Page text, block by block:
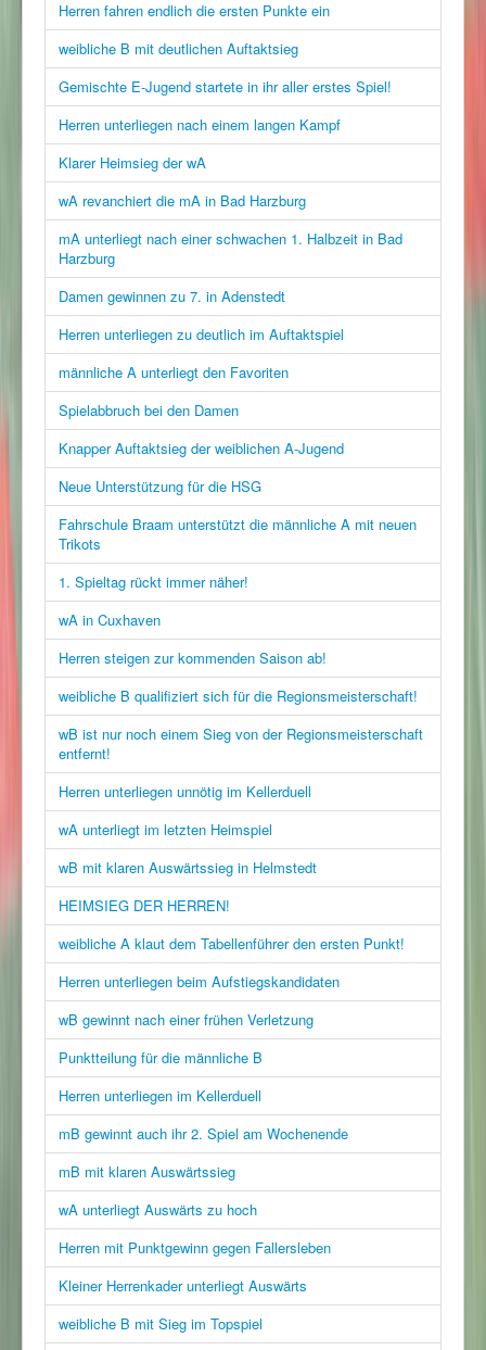
Herren fahren endlich die ersten Punkte ein
weibliche B mit deutlichen Auftaktsieg
Gemischte E-Jugend startete in ihr aller erstes Spiel!
Herren unterliegen nach einem langen Kampf
Klarer Heimsieg der wA
wA revanchiert die mA in Bad Harzburg
mA unterliegt nach einer schwachen 1. Halbzeit in Bad
Harzburg
Damen gewinnen zu 7. in Adenstedt
Herren unterliegen zu deutlich im Auftaktspiel
männliche A unterliegt den Favoriten
Spielabbruch bei den Damen
Knapper Auftaktsieg der weiblichen A-Jugend
Neue Unterstützung für die HSG
Fahrschule Braam unterstützt die männliche A mit neuen
Trikots
1. Spieltag rückt immer näher!
wA in Cuxhaven
Herren steigen zur kommenden Saison ab!
weibliche B qualifiziert sich für die Regionsmeisterschaft!
wB ist nur noch einem Sieg von der Regionsmeisterschaft
entfernt!
Herren unterliegen unnötig im Kellerduell
wA unterliegt im letzten Heimspiel
wB mit klaren Auswärtssieg in Helmstedt
HEIMSIEG DER HERREN!
weibliche A klaut dem Tabellenführer den ersten Punkt!
Herren unterliegen beim Aufstiegskandidaten
wB gewinnt nach einer frühen Verletzung
Punktteilung für die männliche B
Herren unterliegen im Kellerduell
mB gewinnt auch ihr 2. Spiel am Wochenende
mB mit klaren Auswärtssieg
wA unterliegt Auswärts zu hoch
Herren mit Punktgewinn gegen Fallersleben
Kleiner Herrenkader unterliegt Auswärts
weibliche B mit Sieg im Topspiel